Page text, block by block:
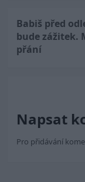
Babiš před
bude zážitek.
přání
Napsat
Pro přidávání